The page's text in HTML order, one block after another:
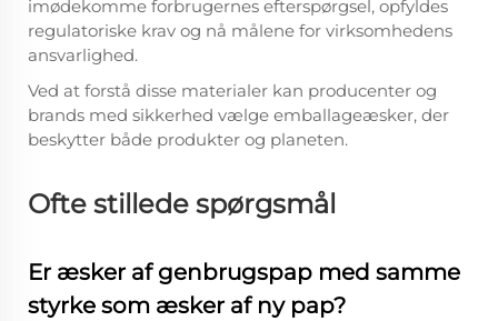
imødekomme forbrugernes efterspørgsel, opfyldes
regulatoriske krav og nå målene for virksomhedens
ansvarlighed.
Ved at forstå disse materialer kan producenter og
brands med sikkerhed vælge emballageæsker, der
beskytter både produkter og planeten.
Ofte stillede spørgsmål
Er æsker af genbrugspap med samme
styrke som æsker af ny pap?